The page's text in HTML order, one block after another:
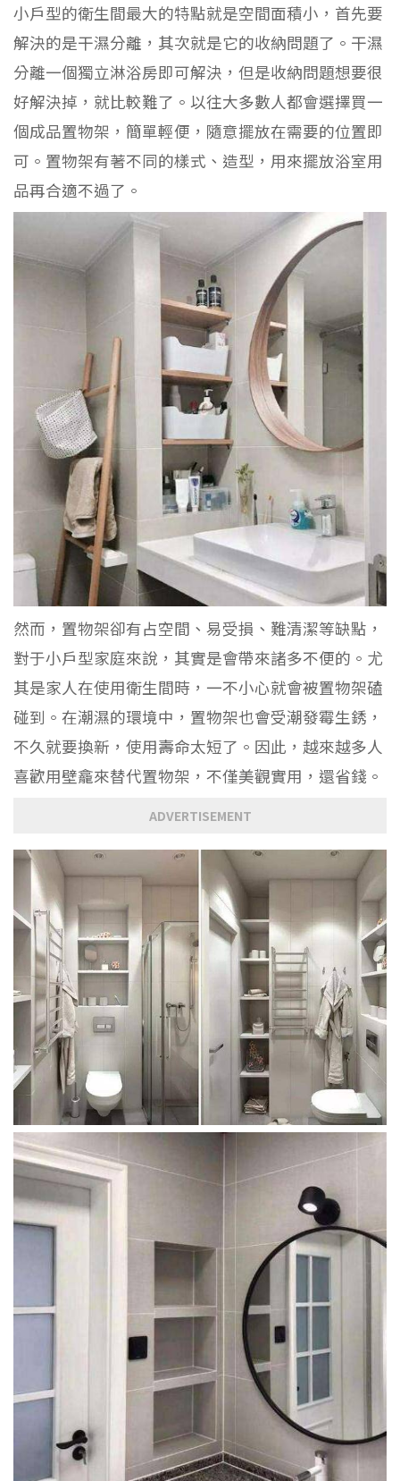
小戶型的衛生間最大的特點就是空間面積小，首先要
解決的是干濕分離，其次就是它的收納問題了。干濕
分離一個獨立淋浴房即可解決，但是收納問題想要很
好解決掉，就比較難了。以往大多數人都會選擇買一
個成品置物架，簡單輕便，隨意擺放在需要的位置即
可。置物架有著不同的樣式、造型，用來擺放浴室用
品再合適不過了。
然而，置物架卻有占空間、易受損、難清潔等缺點，
對于小戶型家庭來說，其實是會帶來諸多不便的。尤
其是家人在使用衛生間時，一不小心就會被置物架磕
碰到。在潮濕的環境中，置物架也會受潮發霉生銹，
不久就要換新，使用壽命太短了。因此，越來越多人
喜歡用壁龕來替代置物架，不僅美觀實用，還省錢。
ADVERTISEMENT